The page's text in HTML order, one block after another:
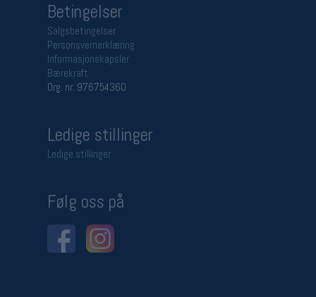
Betingelser
Salgsbetingelser
Personsvernerklæring
Informasjonskapsler
Bærekraft
Org. nr: 976754360
Ledige stillinger
Ledige stillinger
Følg oss på